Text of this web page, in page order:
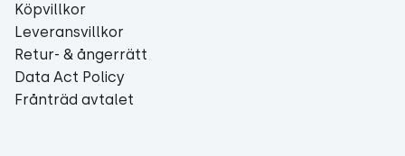
Köpvillkor
Leveransvillkor
Retur- & ångerrätt
Data Act Policy
Frånträd avtalet